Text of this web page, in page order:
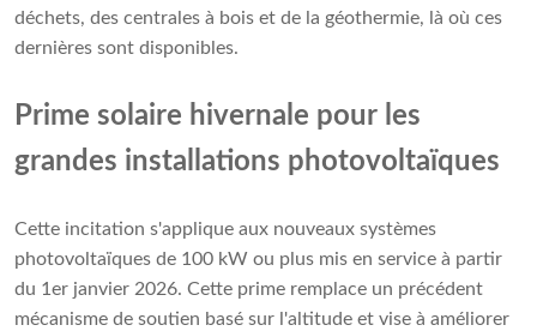
déchets, des centrales à bois et de la géothermie, là où ces
dernières sont disponibles.
Prime solaire hivernale pour les
grandes installations photovoltaïques
Cette incitation s'applique aux nouveaux systèmes
photovoltaïques de 100 kW ou plus mis en service à partir
du 1er janvier 2026. Cette prime remplace un précédent
mécanisme de soutien basé sur l'altitude et vise à améliorer